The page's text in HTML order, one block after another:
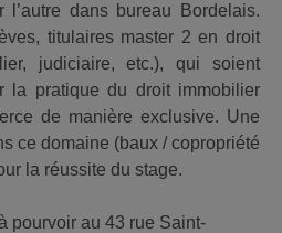
l’autre dans bureau Bordelais.
titulaires master 2 en droit
judiciaire, etc.), qui soient
la pratique du droit immobilier
de manière exclusive. Une
ce domaine (baux / copropriété
la réussite du stage.
pourvoir au 43 rue Saint-